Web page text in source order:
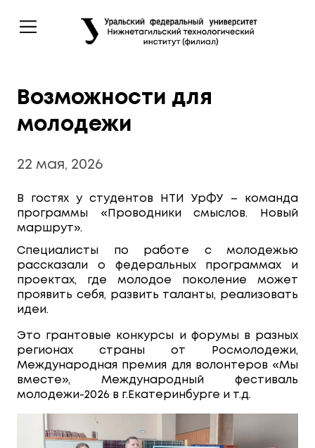
Возможности для
молодежи
22 мая, 2026
В гостях у студентов НТИ УрФУ – команда
программы «Проводники смыслов. Новый
маршрут».
Специалисты по работе с молодежью
рассказали о федеральных программах и
проектах, где молодое поколение может
проявить себя, развить таланты, реализовать
идеи.
Это грантовые конкурсы и форумы в разных
регионах страны от Росмолодежи,
Международная премия для волонтеров «Мы
вместе», Международный фестиваль
молодежи-2026 в г.Екатеринбурге и т.д.